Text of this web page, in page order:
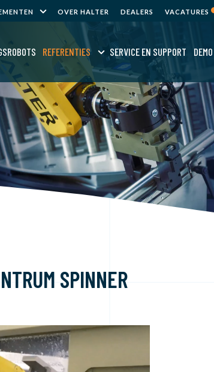
OVER HALTER DEALERS VACATURES
REFERENTIES SERVICE EN SUPPORT DEMO
SPINNER